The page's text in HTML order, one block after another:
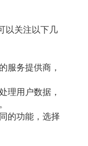
以关注以下几
服务提供商，
理用户数据，
的功能，选择